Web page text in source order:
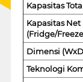
Kapasitas
Kapasitas Net
(Fridge/
Dimensi
Teknologi